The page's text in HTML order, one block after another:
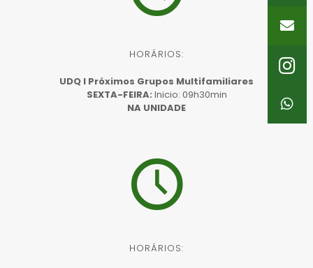
HORÁRIOS:
UDQ I Próximos Grupos Multifamiliares
SEXTA-FEIRA: Inicio: 09h30min
NA UNIDADE
HORÁRIOS: